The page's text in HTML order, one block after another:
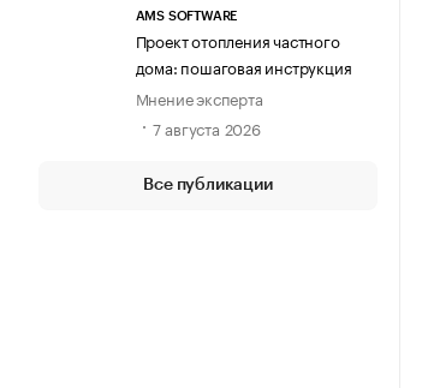
AMS SOFTWARE
Проект отопления частного
дома: пошаговая инструкция
Мнение эксперта
7 августа 2026
Все публикации